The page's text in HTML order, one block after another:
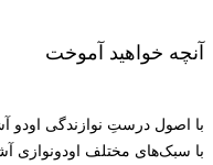
آنچه خواهید آموخت
با اصول درستِ نوازندگی اودو
با سبک‌های مختلف اودونوازی